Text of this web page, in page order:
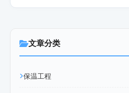
文章分类
保温工程